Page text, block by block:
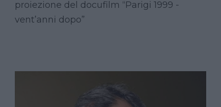
proiezione del docufilm “Parigi 1999 -
vent’anni dopo”